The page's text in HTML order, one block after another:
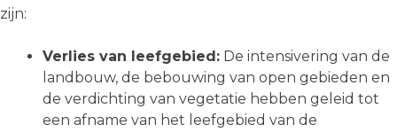
zijn:
Verlies van leefgebied: De intensivering van de
landbouw, de bebouwing van open gebieden en
de verdichting van vegetatie hebben geleid tot
een afname van het leefgebied van de